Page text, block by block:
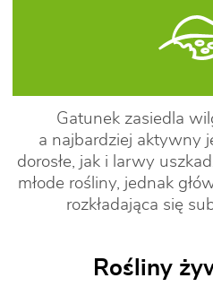
Gatunek zasiedla
a najbardziej aktywny
dorosłe, jak i larwy
młode rośliny, jednak
rozkładająca się
Rośliny